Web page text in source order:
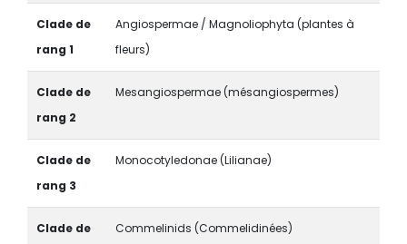
Clade de
rang 1
Angiospermae / Magnoliophyta (plantes à
fleurs)
Clade de
rang 2
Mesangiospermae (mésangiospermes)
Clade de
rang 3
Monocotyledonae (Lilianae)
Clade de
Commelinids (Commelidinées)